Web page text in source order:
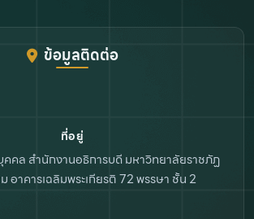
ข้อมูลติดต่อ
ที่อยู่
คคล สำนักงานอธิการบดีมหาวิทยาลัยราชภัฏ
อาคารเฉลิมพระเกียรติ 72 พรรษา ชั้น 2